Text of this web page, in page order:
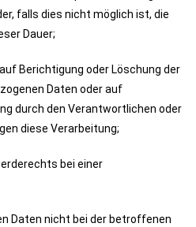
falls dies nicht möglich ist, die
Dauer;
Berichtigung oder Löschung der
Daten oder auf
durch den Verantwortlichen oder
diese Verarbeitung;
bei einer
Daten nicht bei der betroffenen